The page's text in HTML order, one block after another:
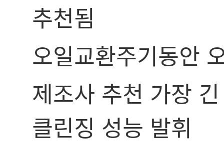
추천됨
오일교환주기동안
제조사 추천 가장
클린징 성능 발휘